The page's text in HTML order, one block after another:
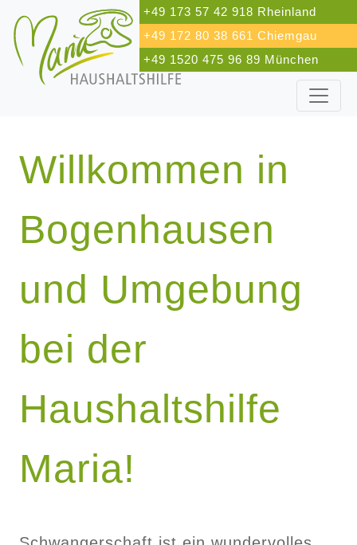
+49 173 57 42 918 Rheinland
+49 172 80 38 661 Chiemgau
+49 1520 475 96 89 München
Willkommen in
Bogenhausen
und Umgebung
bei der
Haushaltshilfe
Maria!